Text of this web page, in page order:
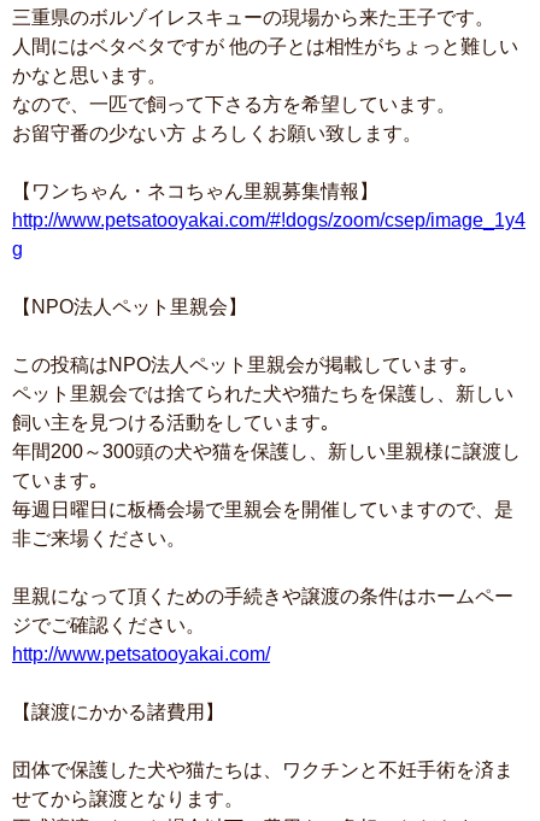
三重県のボルゾイレスキューの現場から来た王子です。
人間にはベタベタですが 他の子とは相性がちょっと難しい
かなと思います。
なので、一匹で飼って下さる方を希望しています。
お留守番の少ない方 よろしくお願い致します。
【ワンちゃん・ネコちゃん里親募集情報】
http://www.petsatooyakai.com/#!dogs/zoom/csep/image_1y4
g
【NPO法人ペット里親会】
この投稿はNPO法人ペット里親会が掲載しています｡
ペット里親会では捨てられた犬や猫たちを保護し、新しい
飼い主を見つける活動をしています｡
年間200～300頭の犬や猫を保護し、新しい里親様に譲渡し
ています｡
毎週日曜日に板橋会場で里親会を開催していますので、是
非ご来場ください。
里親になって頂くための手続きや譲渡の条件はホームペー
ジでご確認ください。
http://www.petsatooyakai.com/
【譲渡にかかる諸費用】
団体で保護した犬や猫たちは、ワクチンと不妊手術を済ま
せてから譲渡となります。